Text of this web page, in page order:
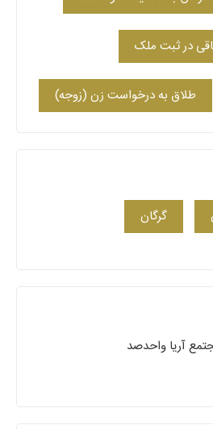
در ثبت ملک
طلاق به درخواست زن (زوجه)
گرگان